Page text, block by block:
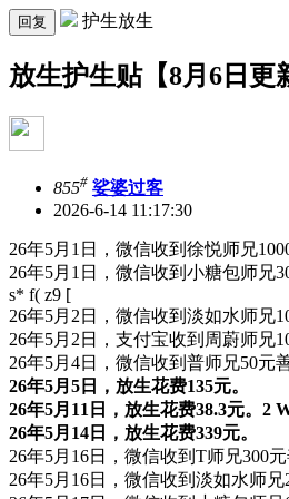
回复 护生放生
放生护生贴【8月6日更
855# 娑婆过客
2026-6-14 11:17:30
26年5月1日，微信收到徐悦师兄
26年5月1日，微信收到小糖包师兄
s* f( z9 [
26年5月2日，微信收到淡如水师兄
26年5月2日，支付宝收到周蔚师兄
26年5月4日，微信收到普师兄50元
26年5月5日，放生花费135元。
26年5月11日，放生花费38.3元。 2
26年5月14日，放生花费339元。
26年5月16日，微信收到T师兄300元
26年5月16日，微信收到淡如水师兄